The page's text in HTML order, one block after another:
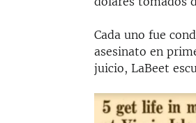
Cada uno fue
asesinato en
juicio, LaBeet